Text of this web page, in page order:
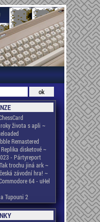
života s apli ~
Remastered
disketové ~
- Pártyreport
trochu jiná ark ~
závodní hra! ~
64 - uHel
Tupouni 2